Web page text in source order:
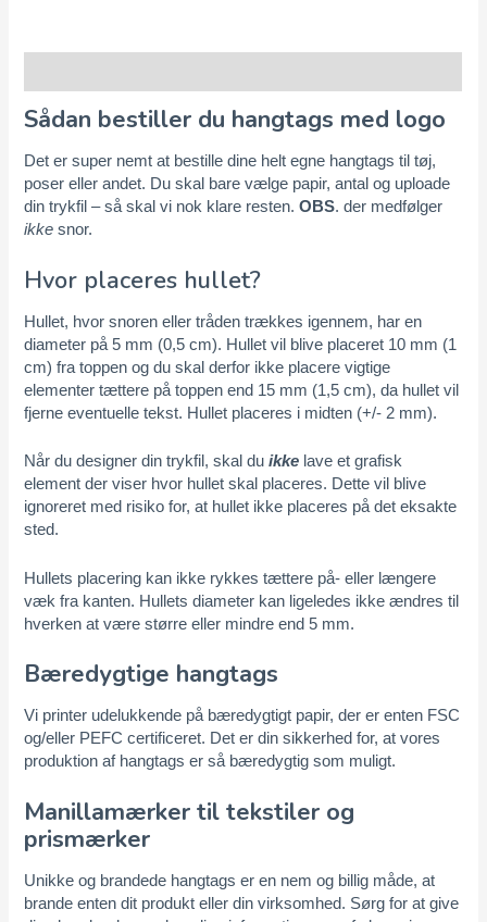
Sådan bestiller du hangtags med logo
Det er super nemt at bestille dine helt egne hangtags til tøj,
poser eller andet. Du skal bare vælge papir, antal og uploade
din trykfil – så skal vi nok klare resten.OBS. der medfølger
ikke snor.
Hvor placeres hullet?
Hullet, hvor snoren eller tråden trækkes igennem, har en
diameter på 5 mm (0,5 cm). Hullet vil blive placeret 10 mm (1
cm) fra toppen og du skal derfor ikke placere vigtige
elementer tættere på toppen end 15 mm (1,5 cm), da hullet vil
fjerne eventuelle tekst. Hullet placeres i midten (+/- 2 mm).
Når du designer din trykfil, skal duikke lave et grafisk
element der viser hvor hullet skal placeres. Dette vil blive
ignoreret med risiko for, at hullet ikke placeres på det eksakte
sted.
Hullets placering kan ikke rykkes tættere på- eller længere
væk fra kanten. Hullets diameter kan ligeledes ikke ændres til
hverken at være større eller mindre end 5 mm.
Bæredygtige hangtags
Vi printer udelukkende på bæredygtigt papir, der er enten FSC
og/eller PEFC certificeret. Det er din sikkerhed for, at vores
produktion af hangtags er så bæredygtig som muligt.
Manillamærker til tekstiler og
prismærker
Unikke og brandede hangtags er en nem og billig måde, at
brande enten dit produkt eller din virksomhed. Sørg for at give